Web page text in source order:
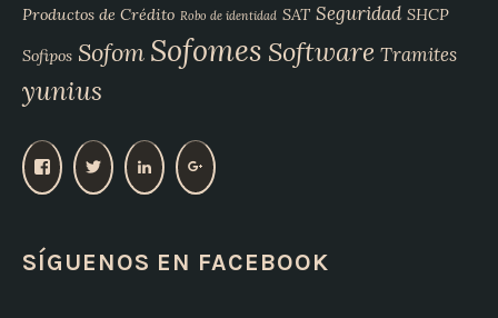
Productos de Crédito Robo de identidad SAT Seguridad SHCP
Sofipos Sofom Sofomes Software Tramites
yunius
V
p
e
V
e
V
e
V
SÍGUENOS EN FACEBOOK